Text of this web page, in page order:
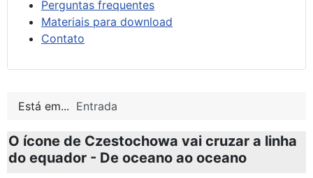
Perguntas frequentes
Materiais para download
Contato
Está em... Entrada
O ícone de Czestochowa vai cruzar a linha
do equador - De oceano ao oceano